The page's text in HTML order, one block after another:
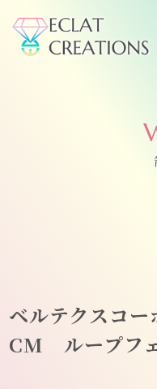
ベルテクスコ
CM ループフ